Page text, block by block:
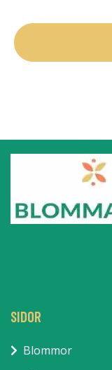
SIDOR
Blommor